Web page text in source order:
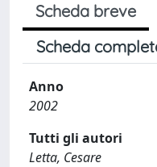
Scheda breve
Scheda
Anno
2002
Tutti gli autori
Letta, Cesare